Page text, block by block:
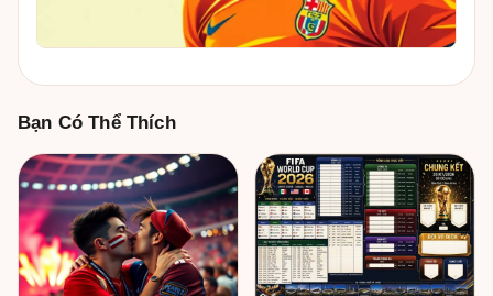
Bạn Có Thể Thích